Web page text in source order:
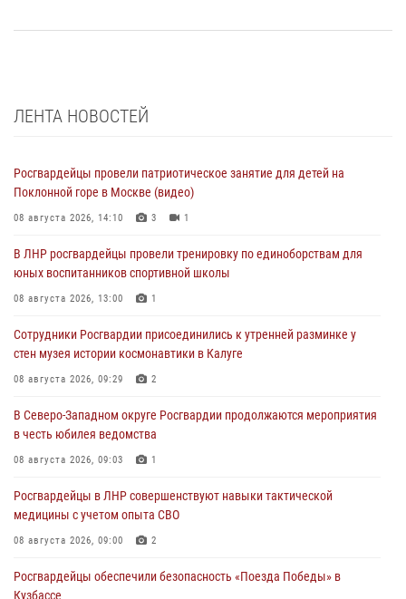
ЛЕНТА НОВОСТЕЙ
Росгвардейцы провели патриотическое занятие для детей на
Поклонной горе в Москве (видео)
08 августа 2026, 14:10 3 1
В ЛНР росгвардейцы провели тренировку по единоборствам для
юных воспитанников спортивной школы
08 августа 2026, 13:00 1
Сотрудники Росгвардии присоединились к утренней разминке у
стен музея истории космонавтики в Калуге
08 августа 2026, 09:29 2
В Северо-Западном округе Росгвардии продолжаются мероприятия
в честь юбилея ведомства
08 августа 2026, 09:03 1
Росгвардейцы в ЛНР совершенствуют навыки тактической
медицины с учетом опыта СВО
08 августа 2026, 09:00 2
Росгвардейцы обеспечили безопасность «Поезда Победы» в
Кузбассе